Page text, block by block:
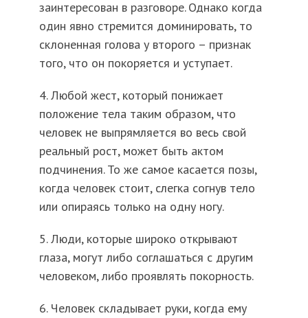
заинтересован в разговоре. Однако когда
один явно стремится доминировать, то
склоненная голова у второго – признак
того, что он покоряется и уступает.
4. Любой жест, который понижает
положение тела таким образом, что
человек не выпрямляется во весь свой
реальный рост, может быть актом
подчинения. То же самое касается позы,
когда человек стоит, слегка согнув тело
или опираясь только на одну ногу.
5. Люди, которые широко открывают
глаза, могут либо соглашаться с другим
человеком, либо проявлять покорность.
6. Человек складывает руки, когда ему